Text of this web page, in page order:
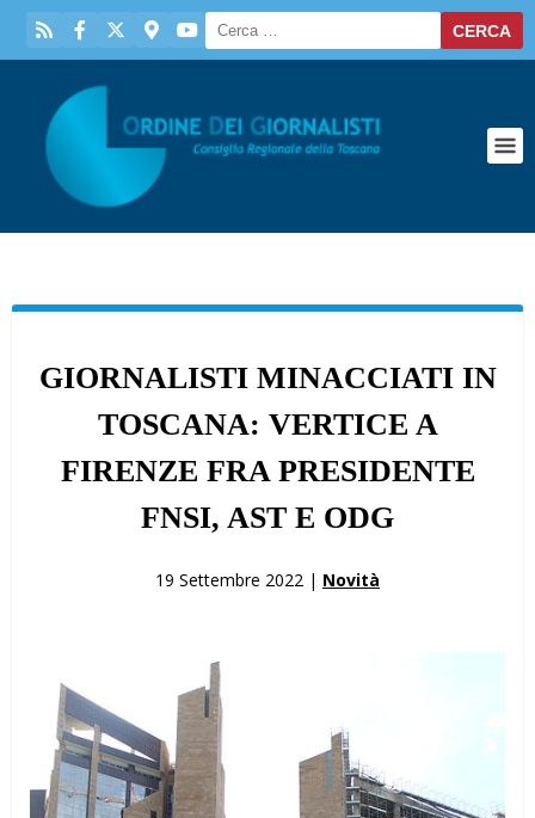
GIORNALISTI MINACCIATI IN
TOSCANA: VERTICE A
FIRENZE FRA PRESIDENTE
FNSI, AST E ODG
19 Settembre 2022 | Novità